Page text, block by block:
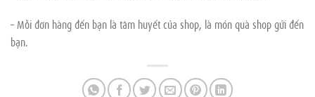
– Mỗi đơn hàng đến bạn là tâm huyết của shop, là món quà shop gửi đến
bạn.